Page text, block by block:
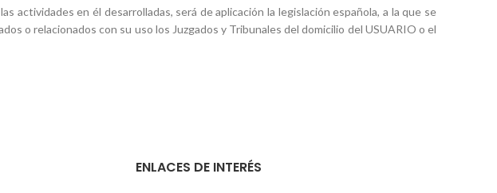
en él desarrolladas, será de aplicación la legislación española, a la que se
o relacionados con su uso los Juzgados y Tribunales del domicilio del USUARIO o el
ENLACES DE INTERÉS